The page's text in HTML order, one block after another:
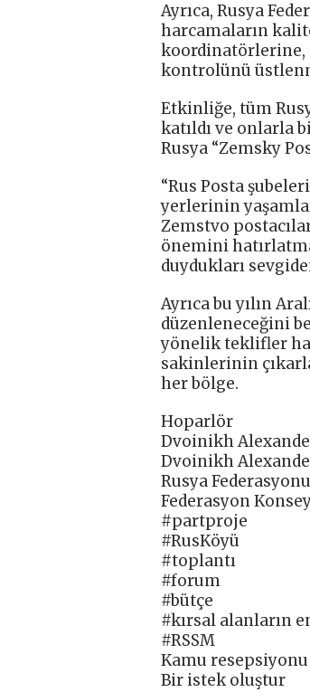
Ayrıca, Rusya
harcamaların
koordinatörlerine,
kontrolünü
Etkinliğe, tüm
katıldı ve onlarla
Rusya “Zemsky
“Rus Posta
yerlerinin
Zemstvo
önemini
duydukları
Ayrıca bu yılın
düzenleneceğini
yönelik teklifler
sakinlerinin
her bölge.
Hoparlör
Dvoinikh
Dvoinikh
Rusya
Federasyon
#partproje
#RusKöyü
#toplantı
#forum
#bütçe
#kırsal alanların
#RSSM
Kamu resepsiyonu
Bir istek oluştur